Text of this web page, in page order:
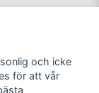
och icke
för att vår